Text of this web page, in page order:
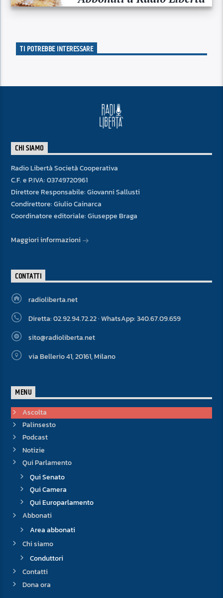
TI POTREBBE INTERESSARE
CHI SIAMO
Radio Libertà Società Cooperativa
C.F. e P.IVA: 03749720961
Direttore Responsabile: Giovanni Sallusti
Condirettore: Giulio Cainarca
Coordinatore editoriale: Giuseppe Braga
Maggiori informazioni
CONTATTI
radioliberta.net
Diretta: 02.92.94.72.22 · WhatsApp: 340.67.09.659
sito@radioliberta.net
via Bellerio 41, 20161, Milano
MENU
Ascolta
Palinsesto
Podcast
Notizie
Qui Parlamento
Qui Senato
Qui Camera
Qui Europarlamento
Abbonati
Area abbonati
Chi siamo
Conduttori
Contatti
Dona ora